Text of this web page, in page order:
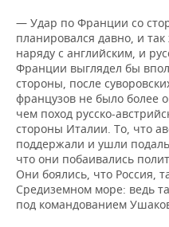
— Удар по Франции со
планировался давно, и
наряду с английским, и
Франции выглядел бы
стороны, после
французов не было более
чем поход русско-
стороны Италии. То, что
поддержали и ушли
что они побаивались
Они боялись, что Россия,
Средиземном море: ведь
под командованием